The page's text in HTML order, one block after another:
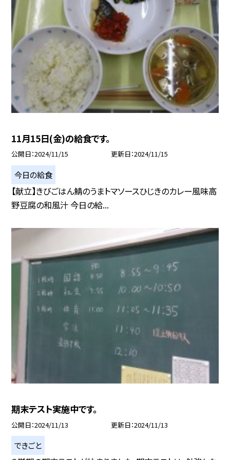
11月15日(金)の給食です。
公開日 2024/11/15 更新日 2024/11/15
今日の給食
【献立】きびごはん鯖のうまトマソースひじきのカレー風味高
野豆腐の和風汁 今日の給...
期末テスト実施中です。
公開日 2024/11/13 更新日 2024/11/13
できごと